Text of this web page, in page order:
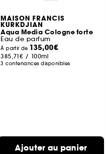
MAISON FRANCIS
KURKDJIAN
Aqua Media Cologne forte
Eau de parfum
À partir de 135,00€
385,71€ / 100ml
3 contenances disponibles
Ajouter au panier